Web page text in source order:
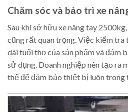
Chăm sóc và bảo trì xe
Sau khi sở hữu xe nâng tay
cũng rất quan trọng. Việc kiểm tra
dài tuổi thọ của sản phẩm và đảm
sử dụng. Doanh nghiệp nên tạo ra
thể để đảm bảo thiết bị luôn trong